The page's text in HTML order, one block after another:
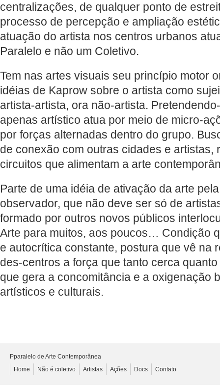
centralizações, de qualquer ponto de
processo de percepção e ampliação
atuação do artista nos centros urbanos
Paralelo e não um Coletivo.
Tem nas artes visuais seu princípio motor
idéias de Kaprow sobre o artista como
artista-artista, ora não-artista.
apenas artístico atua por meio de micro-
por forças alternadas dentro do grupo.
de conexão com outras cidades e artistas,
circuitos que alimentam a arte
Parte de uma idéia de ativação da arte
observador, que não deve ser só de
formado por outros novos públicos
Arte para muitos, aos poucos… Condição
e autocrítica constante, postura que vê na
des-centros a força que tanto cerca
que gera a concomitância e a oxigenação
artísticos e culturais.
Pparalelo de Arte Contemporânea
Home
Não é coletivo Artistas Ações Docs Contato